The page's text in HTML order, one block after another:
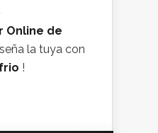
Online de
la tuya con
!